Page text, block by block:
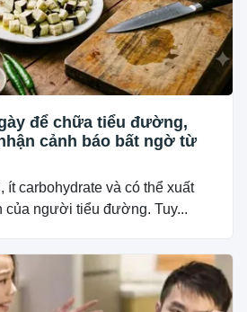
để chữa tiểu đường,
cảnh báo bất ngờ từ
ít carbohydrate và có thể xuất
của người tiểu đường. Tuy...